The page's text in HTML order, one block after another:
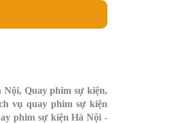
Quay phim sự kiện,
vụ quay phim sự kiện
phim sự kiện Hà Nội -